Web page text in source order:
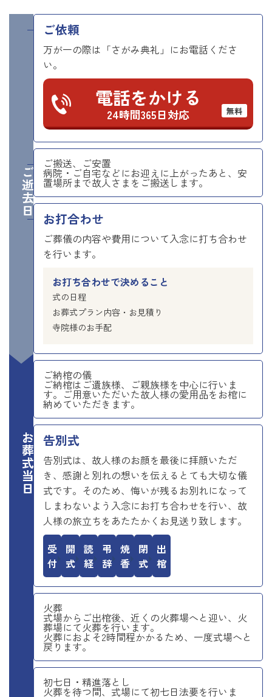
ご逝去日
ご依頼
万が一の際は「さがみ典礼」にお電話くださ
い。
電話をかける
24時間365日対応 無料
ご搬送、ご安置
病院・ご自宅などにお迎えに上がったあと、安
置場所まで故人さまをご搬送します。
お打合わせ
ご葬儀の内容や費用について入念に打ち合わせ
を行います。
お打ち合わせで決めること
式の日程
お葬式プラン内容・お見積り
寺院様のお手配
お葬式当日
ご納棺の儀
ご納棺はご遺族様、ご親族様を中心に行いま
す。ご用意いただいた故人様の愛用品をお棺に
納めていただきます。
告別式
告別式は、故人様のお顔を最後に拝顔いただ
き、感謝と別れの想いを伝えるとても大切な儀
式です。そのため、悔いが残るお別れになって
しまわないよう入念にお打ち合わせを行い、故
人様の旅立ちをあたたかくお見送り致します。
受付 開式 読経 弔辞 焼香 閉式 出棺
火葬
式場からご出棺後、近くの火葬場へと迎い、火
葬場にて火葬を行います。
火葬におよそ2時間程かかるため、一度式場へと
戻ります。
初七日・精進落とし
火葬を待つ間、式場にて初七日法要を行いま